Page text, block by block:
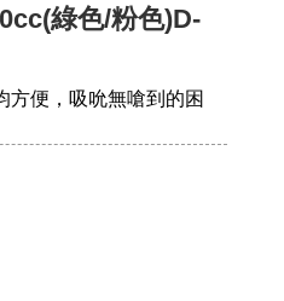
綠色/粉色)D-
方便，吸吮無嗆到的困